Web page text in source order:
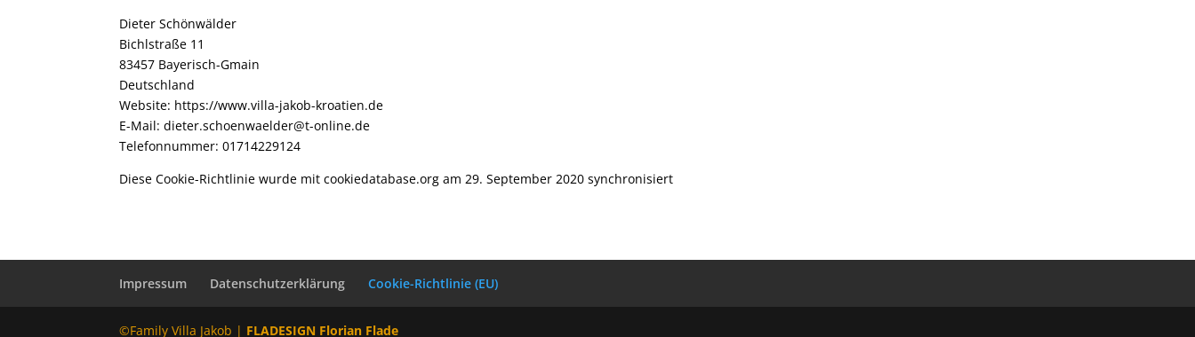
Dieter Schönwälder
Bichlstraße 11
83457 Bayerisch-Gmain
Deutschland
Website: https://www.villa-jakob-kroatien.de
E-Mail: dieter.schoenwaelder@t-online.de
Telefonnummer: 01714229124
Diese Cookie-Richtlinie wurde mit cookiedatabase.org am 29. September 2020 synchronisiert
Impressum Datenschutzerklärung Cookie-Richtlinie (EU)
©Family Villa Jakob | FLADESIGN Florian Flade